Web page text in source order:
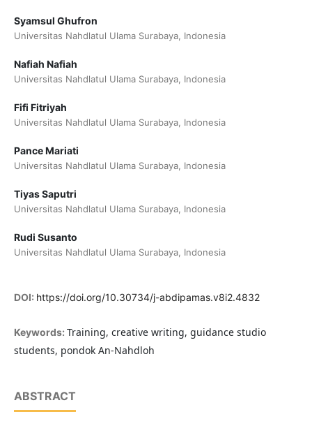
Syamsul Ghufron
Universitas Nahdlatul Ulama Surabaya, Indonesia
Nafiah Nafiah
Universitas Nahdlatul Ulama Surabaya, Indonesia
Fifi Fitriyah
Universitas Nahdlatul Ulama Surabaya, Indonesia
Pance Mariati
Universitas Nahdlatul Ulama Surabaya, Indonesia
Tiyas Saputri
Universitas Nahdlatul Ulama Surabaya, Indonesia
Rudi Susanto
Universitas Nahdlatul Ulama Surabaya, Indonesia
DOI: https://doi.org/10.30734/j-abdipamas.v8i2.4832
Keywords: Training, creative writing, guidance studio
students, pondok An-Nahdloh
ABSTRACT